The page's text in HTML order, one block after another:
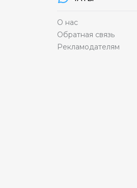
О нас
Обратная связь
Рекламодателям